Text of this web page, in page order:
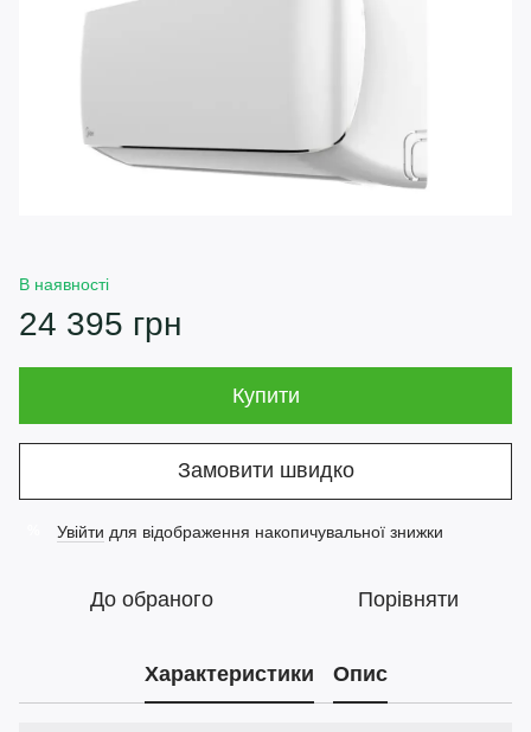
В наявності
24 395 грн
Купити
Замовити швидко
Увійти для відображення накопичувальної знижки
До обраного Порівняти
Характеристики Опис